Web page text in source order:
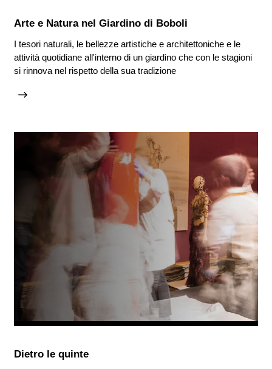
Arte e Natura nel Giardino di Boboli
I tesori naturali, le bellezze artistiche e architettoniche e le
attività quotidiane all'interno di un giardino che con le stagioni
si rinnova nel rispetto della sua tradizione
Dietro le quinte